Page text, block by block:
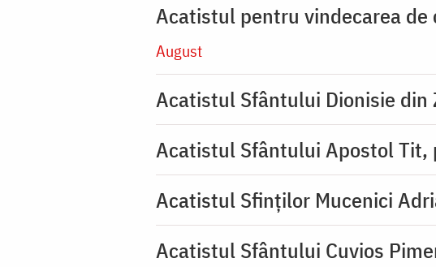
Acatistul pentru vindecarea de
August
Acatistul Sfântului Dionisie din
Acatistul Sfântului Apostol Tit,
Acatistul Sfinților Mucenici
Acatistul Sfântului Cuvios